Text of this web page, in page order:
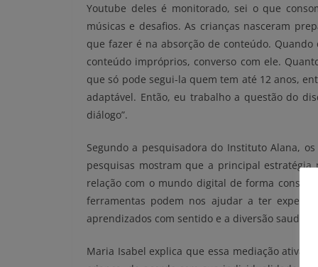
Youtube deles é monitorado, sei o que
músicas e desafios. As crianças nasceram
que fazer é na absorção de conteúdo.
conteúdo impróprios, converso com ele.
que só pode segui-la quem tem até 12 anos,
adaptável. Então, eu trabalho a questão do
diálogo”.
Segundo a pesquisadora do Instituto Alana,
pesquisas mostram que a principal
relação com o mundo digital de forma
ferramentas podem nos ajudar ater
aprendizados com sentido e a diversão saudável”.
Maria Isabel explica que essa mediação ativa